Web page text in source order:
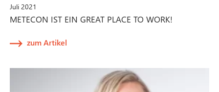
Juli 2021
METECON IST EIN GREAT PLACE TO WORK!
zum Artikel